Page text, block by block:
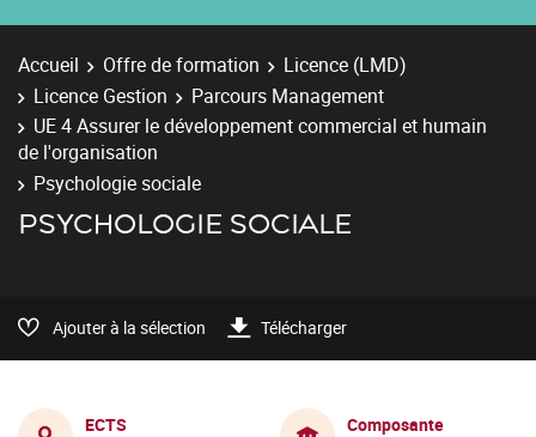
Accueil Offre de formation
Licence (LMD)
Licence Gestion
Parcours Management
UE 4 Assurer le développement commercial et humain
de l'organisation
Psychologie sociale
PSYCHOLOGIE SOCIALE
Ajouter à la sélection Télécharger
ECTS
Composante